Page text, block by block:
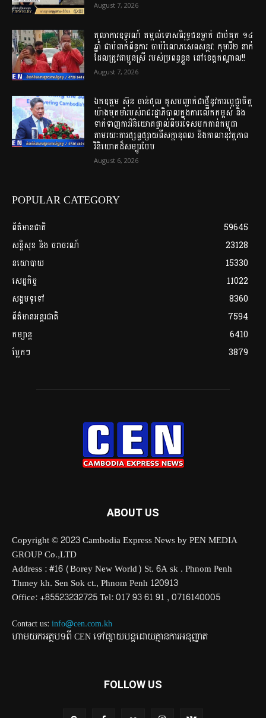
August 7, 2026
តុលាការឧទ្ធរណ៍ តម្កល់ទោសពិរុទ្ធជនម្នាក់ ជាប់គុក ១៤
ឆ្នាំ ជាប់ពាក់ព័ន្ធការ ចាប់រំលោភសេពសន្ថវ: កុមារី២ នាក់
ដែលត្រូវជាប្អូនស្រី របស់ប្រពន្ធខ្លួន នៅខេត្តកណ្ដាល!!
August 7, 2026
ឯកឧត្តម ស៊ុន ចាន់ថុល គូសបញ្ជាក់ជាថ្មីនូវការប្តេជ្ញាចិត្ត
យ៉ាងមុតមាំរបស់រាជរដ្ឋាភិបាលក្នុងការលើកកម្ពស់ និង
ទាក់ទាញការវិនិយោគផ្ទាល់ពីបរទេសមកកាន់កម្ពុជា
តាមរយៈការផ្សព្វផ្សាយពីសក្ដានុពល និងកាលានុវត្តភាព
វិនិយោគដ៏សម្បូរបែប
August 6, 2026
POPULAR CATEGORY
ព័ត៌មានជាតិ
59645
សន្តិសុខ និង ចរាចរណ៍
23128
នយោបាយ
15330
សេដ្ឋកិច្ច
11022
សង្គមទូទៅ
8360
ព័ត៌មានអន្តរជាតិ
7594
កម្សាន្ត
6410
ប្លែកៗ
3879
ABOUT US
Copyright © 2023 Cambodia Express News by PEN MEDIA
GROUP Co.,LTD
Address : #16 (Borey New World) St. 6A sk . Phnom Penh
Thmey kh. Sen Sok ct., Phnom Penh 120913
Office: +85523232725 Tel: 017 93 61 91 , 0716140005
Contact us: info@cen.com.kh
ហាមយកអត្ថបទពី CEN ទៅផ្សាយបន្តដោយគ្មានការអនុញ្ញាត
FOLLOW US